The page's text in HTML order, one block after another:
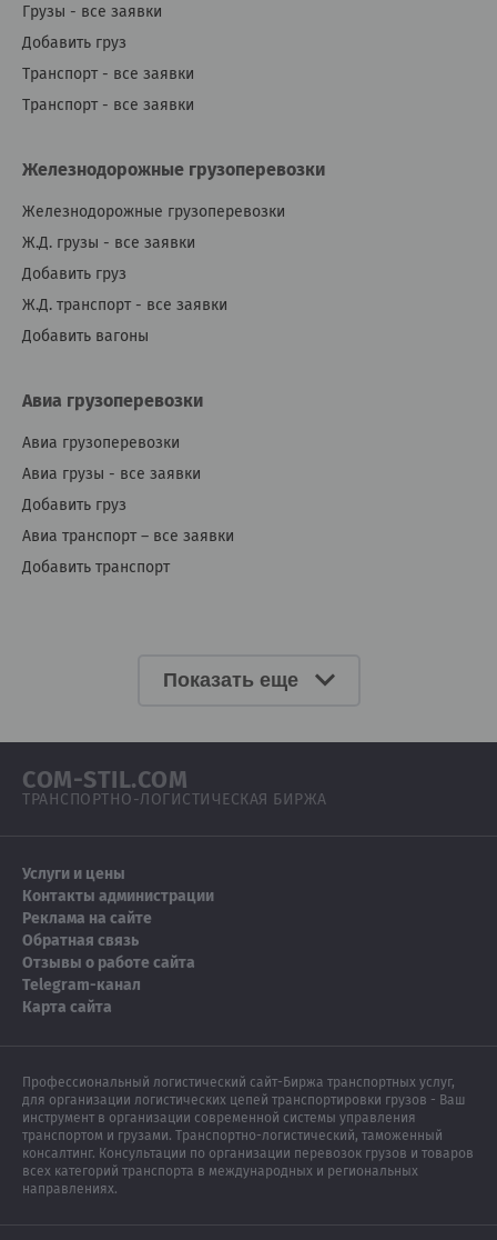
Грузы - все заявки
Добавить груз
Транспорт - все заявки
Транспорт - все заявки
Железнодорожные грузоперевозки
Железнодорожные грузоперевозки
Ж.Д. грузы - все заявки
Добавить груз
Ж.Д. транспорт - все заявки
Добавить вагоны
Авиа грузоперевозки
Авиа грузоперевозки
Авиа грузы - все заявки
Добавить груз
Авиа транспорт – все заявки
Добавить транспорт
Показать еще
COM-STIL.COM
ТРАНСПОРТНО-ЛОГИСТИЧЕСКАЯ БИРЖА
Услуги и цены
Контакты администрации
Реклама на сайте
Обратная связь
Отзывы о работе сайта
Telegram-канал
Карта сайта
Профессиональный логистический сайт-Биржа транспортных услуг,
для организации логистических цепей транспортировки грузов - Ваш
инструмент в организации современной системы управления
транспортом и грузами. Транспортно-логистический, таможенный
консалтинг. Консультации по организации перевозок грузов и товаров
всех категорий транспорта в международных и региональных
направлениях.